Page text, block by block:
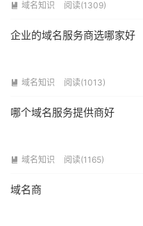
 域名知识 阅读(1309)
企业的域名服务商选哪家好
 域名知识 阅读(1013)
哪个域名服务提供商好
 域名知识 阅读(1165)
域名商